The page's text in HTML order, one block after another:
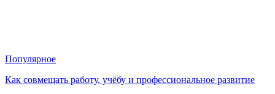
Популярное
Как совмещать работу, учёбу и профессиональное развитие